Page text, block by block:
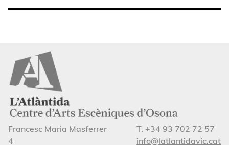
Francesc Maria Masferrer
4
T. +34 93 702 72 57
info@latlantidavic.cat